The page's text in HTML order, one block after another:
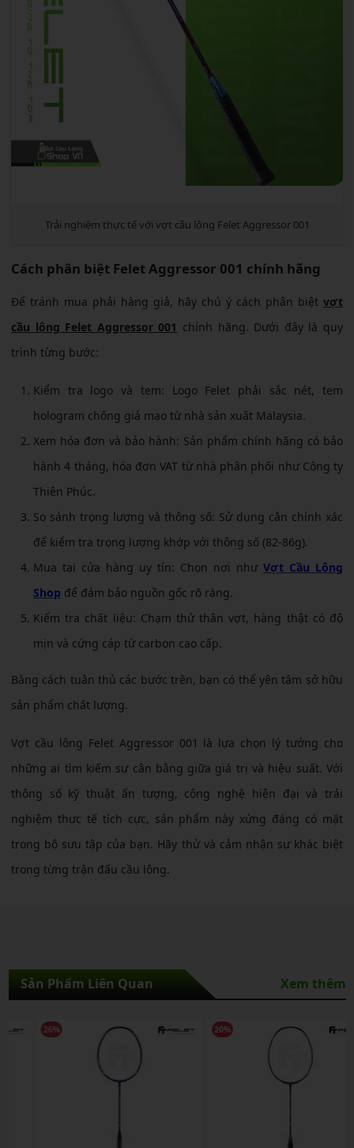
Trải nghiệm thực tế với vợt cầu lông Felet Aggressor 001
Cách phân biệt Felet Aggressor 001 chính hãng
Để tránh mua phải hàng giả, hãy chú ý cách phân biệt vợt
cầu lông Felet Aggressor 001 chính hãng. Dưới đây là quy
trình từng bước:
Kiểm tra logo và tem: Logo Felet phải sắc nét, tem
hologram chống giả mạo từ nhà sản xuất Malaysia.
Xem hóa đơn và bảo hành: Sản phẩm chính hãng có bảo
hành 4 tháng, hóa đơn VAT từ nhà phân phối như Công ty
Thiên Phúc.
So sánh trọng lượng và thông số: Sử dụng cân chính xác
để kiểm tra trọng lượng khớp với thông số (82-86g).
Mua tại cửa hàng uy tín: Chọn nơi như Vợt Cầu Lông
Shop để đảm bảo nguồn gốc rõ ràng.
Kiểm tra chất liệu: Chạm thử thân vợt, hàng thật có độ
mịn và cứng cáp từ carbon cao cấp.
Bằng cách tuân thủ các bước trên, bạn có thể yên tâm sở hữu
sản phẩm chất lượng.
Vợt cầu lông Felet Aggressor 001 là lựa chọn lý tưởng cho
những ai tìm kiếm sự cân bằng giữa giá trị và hiệu suất. Với
thông số kỹ thuật ấn tượng, công nghệ hiện đại và trải
nghiệm thực tế tích cực, sản phẩm này xứng đáng có mặt
trong bộ sưu tập của bạn. Hãy thử và cảm nhận sự khác biệt
trong từng trận đấu cầu lông.
Sản Phẩm Liên Quan Xem thêm
26% 20%